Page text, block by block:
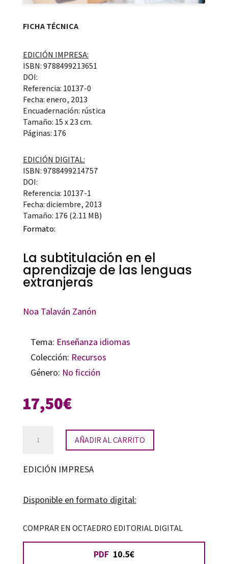
FICHA TÉCNICA
EDICIÓN IMPRESA:
ISBN: 9788499213651
DOI:
Referencia: 10137-0
Fecha: enero, 2013
Encuadernación: rústica
Tamaño: 15 x 23 cm.
Páginas: 176
EDICIÓN DIGITAL:
ISBN: 9788499214757
DOI:
Referencia: 10137-1
Fecha: diciembre, 2013
Tamaño: 176 (2.11 MB)
Formato:
La subtitulación en el
aprendizaje de las lenguas
extranjeras
Noa Talaván Zanón
Tema: Enseñanza idiomas
Colección: Recursos
Género: No ficción
17,50€
subtitulación
en
aprendizaje
las
lenguas
AÑADIR AL CARRITO
EDICIÓN IMPRESA
Disponible en formato digital:
COMPRAR EN OCTAEDRO EDITORIAL DIGITAL
PDF 10.5€